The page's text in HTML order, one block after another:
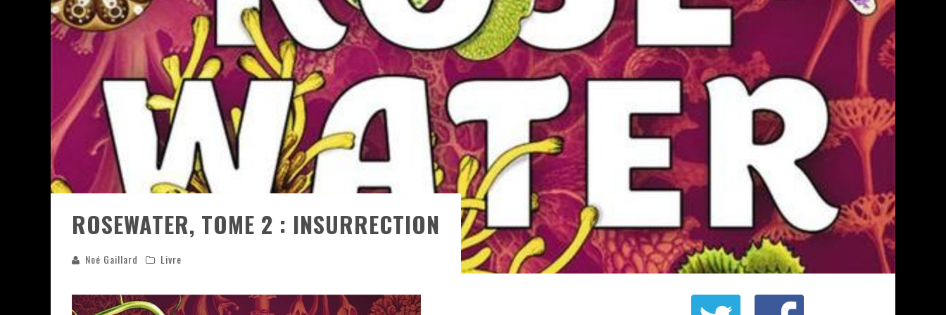
ASSASSIN'S CREED BLACK FLAG RESYNCED
« LE VENT DAND LES SAULES » - UNE BELLE HISTOIRE !
« DAMN THEM ALL » - UN DUO DE CHOC !
« LOVE IS A BOXING RING (TOMES 1 & 2) » – UN PASSÉ TROUBLE !
« WOLF-MAN / INTEGRALE TOMES 1 ET 2 » - CRUELLE VENGEANCE !
ROSEWATER, TOME 2 : INSURRECTION
Noé Gaillard Livre